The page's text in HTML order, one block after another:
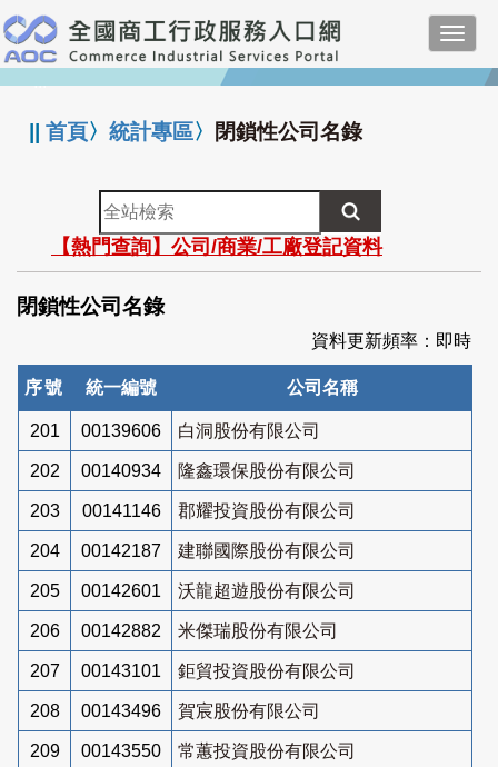
跳
到
主
要
:::
||首頁〉統計專區〉 閉鎖性公司名錄
全
站
檢
索
【熱門查詢】公司/商業/工廠登記資料
閉鎖性公司名錄
資料更新頻率：即時
序號 統一編號 公司名稱
201 00139606 白洞股份有限公司
202 00140934 隆鑫環保股份有限公司
203 00141146 郡耀投資股份有限公司
204 00142187 建聯國際股份有限公司
205 00142601 沃龍超遊股份有限公司
206 00142882 米傑瑞股份有限公司
207 00143101 鉅貿投資股份有限公司
208 00143496 賀宸股份有限公司
209 00143550 常蕙投資股份有限公司